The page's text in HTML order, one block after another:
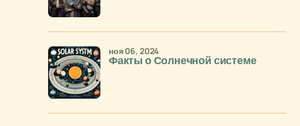
Факты о Солнечной системе
ноя 06, 2024